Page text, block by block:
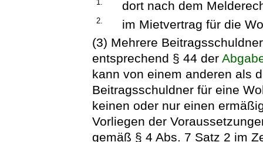
1. dort nach dem
2.
im Mietvertrag für die
(3) Mehrere
entsprechend § 44 der
kann von einem anderen als
Beitragsschuldner für eine
keinen oder nur einen
Vorliegen der
gemäß § 4 Abs. 7 Satz 2 im